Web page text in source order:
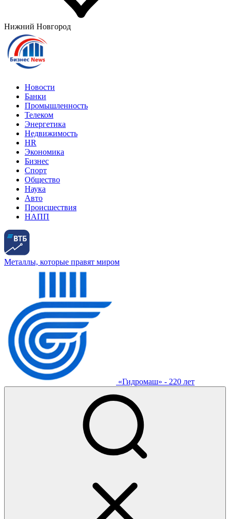
Нижний Новгород
Новости
Банки
Промышленность
Телеком
Энергетика
Недвижимость
HR
Экономика
Бизнес
Спорт
Общество
Наука
Авто
Происшествия
НАПП
Металлы, которые правят миром
«Гидромаш» - 220 лет